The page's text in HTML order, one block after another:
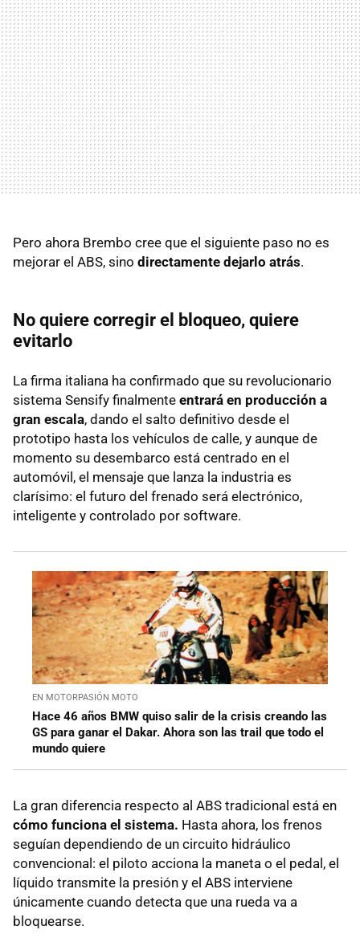
Pero ahora Brembo cree que el siguiente paso no es
mejorar el ABS, sino directamente dejarlo atrás.
No quiere corregir el bloqueo, quiere
evitarlo
La firma italiana ha confirmado que su revolucionario
sistema Sensify finalmente entrará en producción a
gran escala, dando el salto definitivo desde el
prototipo hasta los vehículos de calle, y aunque de
momento su desembarco está centrado en el
automóvil, el mensaje que lanza la industria es
clarísimo: el futuro del frenado será electrónico,
inteligente y controlado por software.
EN MOTORPASIÓN MOTO
Hace 46 años BMW quiso salir de la crisis creando las
GS para ganar el Dakar. Ahora son las trail que todo el
mundo quiere
La gran diferencia respecto al ABS tradicional está en
cómo funciona el sistema. Hasta ahora, los frenos
seguían dependiendo de un circuito hidráulico
convencional: el piloto acciona la maneta o el pedal, el
líquido transmite la presión y el ABS interviene
únicamente cuando detecta que una rueda va a
bloquearse.